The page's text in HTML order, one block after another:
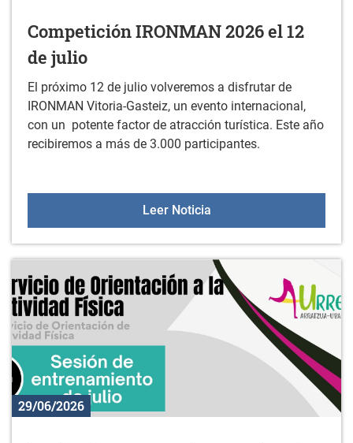
Competición IRONMAN 2026 el 12
de julio
El próximo 12 de julio volveremos a disfrutar de
IRONMAN Vitoria-Gasteiz, un evento internacional,
con un potente factor de atracción turística. Este año
recibiremos a más de 3.000 participantes.
Leer NoticiaCompetición IRONMAN
29/06/2026